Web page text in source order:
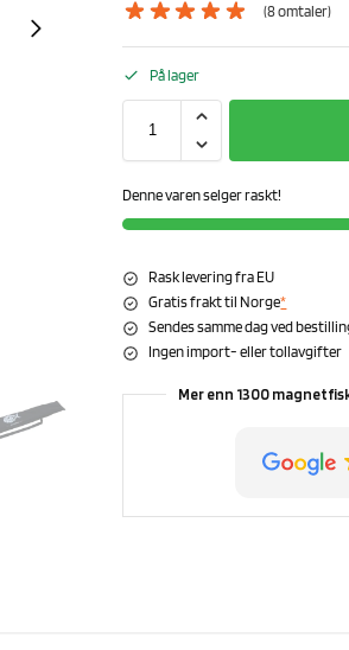
(8omtaler)
På lager
Denne varen selger raskt!
Rask levering fra EU
Gratis frakt til Norge*
Sendes samme dag ved
Ingen import- eller tollavgifter
Mer enn 1300